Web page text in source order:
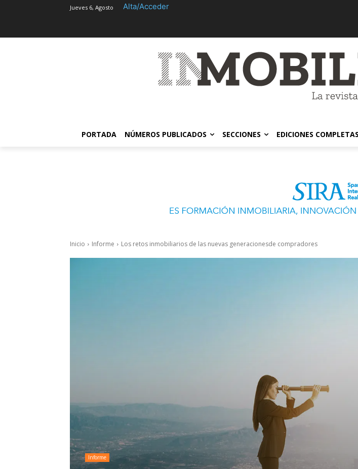
Jueves 6, Agosto Alta/Acceder
PORTADA NÚMEROS PUBLICADOS SECCIONES EDICIONES COMPLETAS
Inicio Informe Los retos inmobiliarios de las nuevas generacionesde compradores
Informe